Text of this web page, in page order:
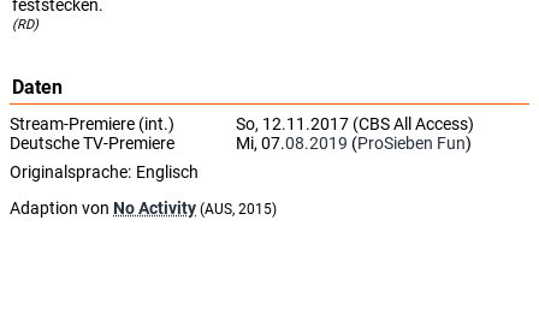
feststecken.
(RD)
Daten
Stream-Premiere (int.)
So, 12.11.2017 (CBS All Access)
Deutsche TV-Premiere
Mi, 07.08.2019 (ProSieben Fun)
Originalsprache: Englisch
Adaption von No Activity (AUS, 2015)